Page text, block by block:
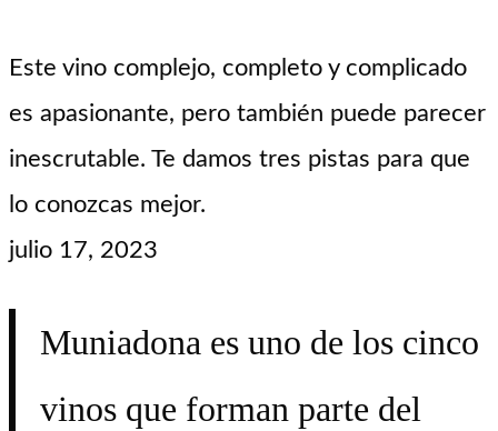
Este vino complejo, completo y complicado
es apasionante, pero también puede parecer
inescrutable. Te damos tres pistas para que
lo conozcas mejor.
julio 17, 2023
Muniadona es uno de los cinco
vinos que forman parte del